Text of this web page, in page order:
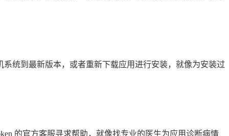
统到最新版本，或者重新下载应用进行安装，就像为安装过
的官方客服寻求帮助，就像找专业的医生为应用诊断病情